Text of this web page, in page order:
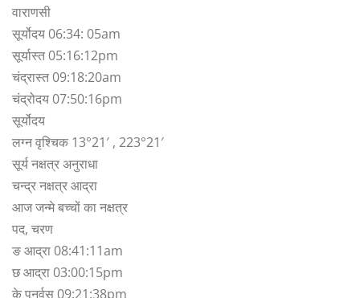
वाराणसी
सूर्योदय 06:34: 05am
सूर्यास्त 05:16:12pm
चंद्रास्त 09:18:20am
चंद्रोदय 07:50:16pm
सूर्योदय
लग्न वृश्चिक 13°21′ , 223°21′
सूर्य नक्षत्र अनुराधा
चन्द्र नक्षत्र आद्रा
आज जन्मे बच्चों का नक्षत्र
पद, चरण
ङ आद्रा 08:41:11am
छ आद्रा 03:00:15pm
के पुनर्वसु 09:21:38pm